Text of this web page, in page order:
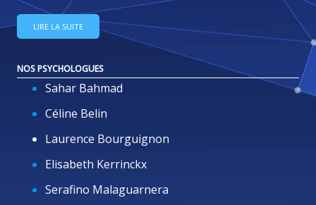
LIRE LA SUITE
NOS PSYCHOLOGUES
Sahar Bahmad
Céline Belin
Laurence Bourguignon
Elisabeth Kerrinckx
Serafino Malaguarnera